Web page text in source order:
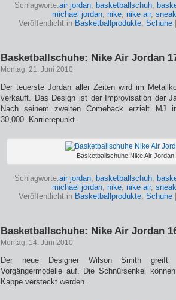
Schlagworte:air jordan, basketballschuh,
michael jordan, nike, nike air,
Veröffentlicht in Basketballprodukte, Schuhe
Basketballschuhe: Nike Air Jordan
Montag, 21. Juni 2010
Der teuerste Jordan aller Zeiten wird im
verkauft. Das Design ist der Improvisation der
Nach seinem zweiten Comeback erzielt MJ
30,000. Karrierepunkt.
Basketballschuhe Nike Air Jordan
Schlagworte:air jordan, basketballschuh,
michael jordan, nike, nike air,
Veröffentlicht in Basketballprodukte, Schuhe
Basketballschuhe: Nike Air Jordan
Montag, 14. Juni 2010
Der neue Designer Wilson Smith greift
Vorgängermodelle auf. Die Schnürsenkel
Kappe versteckt werden.